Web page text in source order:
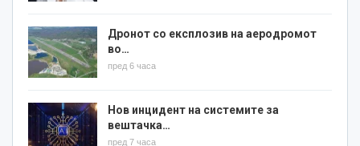
Дронот со експлозив на аеродромот
во…
пред 6 часа
Нов инцидент на системите за
вештачка…
пред 7 часа